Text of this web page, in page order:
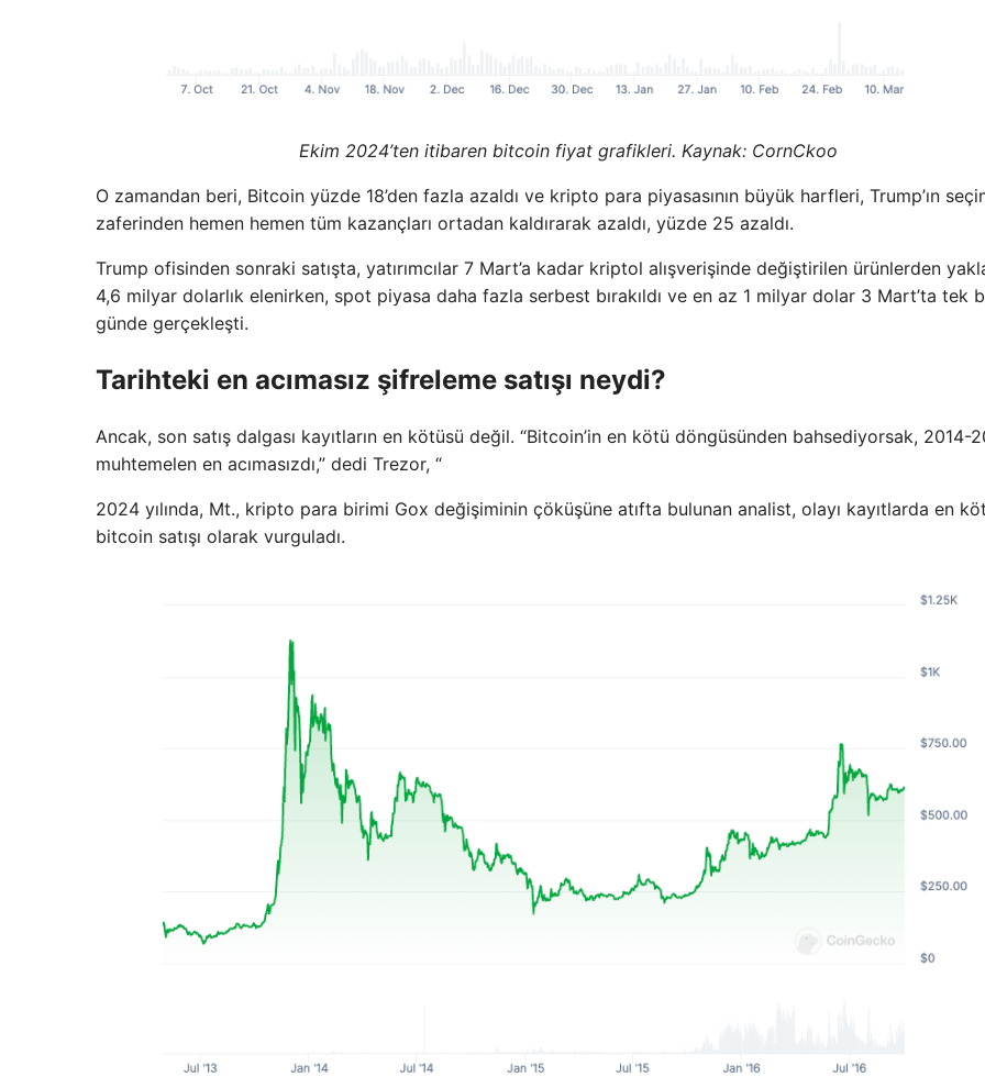
Ekim 2024’ten itibaren bitcoin fiyat grafikleri. Kaynak: CornCkoo
O zamandan beri, Bitcoin yüzde 18’den fazla azaldı ve kripto para piyasasının büyük harfleri, Trump’ın
zaferinden hemen hemen tüm kazançları ortadan kaldırarak azaldı, yüzde 25 azaldı.
Trump ofisinden sonraki satışta, yatırımcılar 7 Mart’a kadar kriptol alışverişinde değiştirilen ürünlerden
4,6 milyar dolarlık elenirken, spot piyasa daha fazla serbest bırakıldı ve en az 1 milyar dolar 3 Mart’ta tek
günde gerçekleşti.
Tarihteki en acımasız şifreleme satışı neydi?
Ancak, son satış dalgası kayıtların en kötüsü değil. “Bitcoin’in en kötü döngüsünden bahsediyorsak, 2014-
muhtemelen en acımasızdı,” dedi Trezor, “
2024 yılında, Mt., kripto para birimi Gox değişiminin çöküşüne atıfta bulunan analist, olayı kayıtlarda en
bitcoin satışı olarak vurguladı.